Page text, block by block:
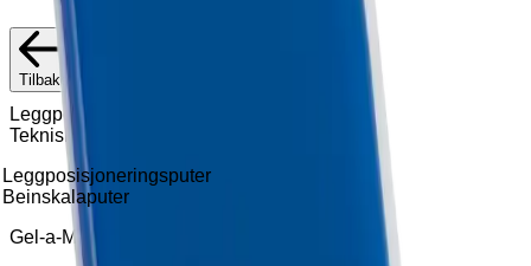
Tilbake
Leggposisjoneringsputer
Teknisk beskrivelse
Leggposisjoneringsputer
Beinskalaputer
Gel‑a‑Med® leggposisjoneringsputer